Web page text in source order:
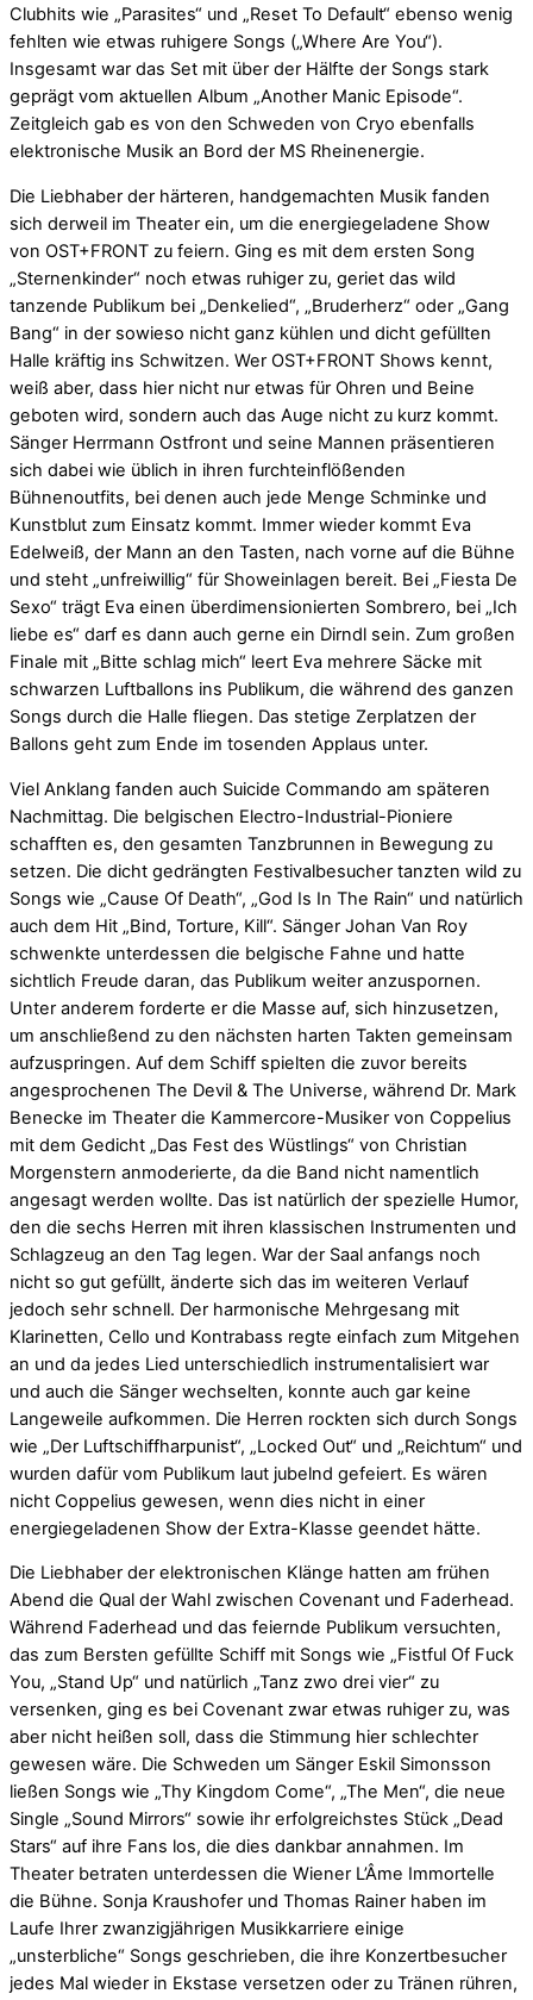
Clubhits wie „Parasites“ und „Reset To Default“ ebenso wenig
fehlten wie etwas ruhigere Songs („Where Are You“).
Insgesamt war das Set mit über der Hälfte der Songs stark
geprägt vom aktuellen Album „Another Manic Episode“.
Zeitgleich gab es von den Schweden von Cryo ebenfalls
elektronische Musik an Bord der MS Rheinenergie.
Die Liebhaber der härteren, handgemachten Musik fanden
sich derweil im Theater ein, um die energiegeladene Show
von OST+FRONT zu feiern. Ging es mit dem ersten Song
„Sternenkinder“ noch etwas ruhiger zu, geriet das wild
tanzende Publikum bei „Denkelied“, „Bruderherz“ oder „Gang
Bang“ in der sowieso nicht ganz kühlen und dicht gefüllten
Halle kräftig ins Schwitzen. Wer OST+FRONT Shows kennt,
weiß aber, dass hier nicht nur etwas für Ohren und Beine
geboten wird, sondern auch das Auge nicht zu kurz kommt.
Sänger Herrmann Ostfront und seine Mannen präsentieren
sich dabei wie üblich in ihren furchteinflößenden
Bühnenoutfits, bei denen auch jede Menge Schminke und
Kunstblut zum Einsatz kommt. Immer wieder kommt Eva
Edelweiß, der Mann an den Tasten, nach vorne auf die Bühne
und steht „unfreiwillig“ für Showeinlagen bereit. Bei „Fiesta De
Sexo“ trägt Eva einen überdimensionierten Sombrero, bei „Ich
liebe es“ darf es dann auch gerne ein Dirndl sein. Zum großen
Finale mit „Bitte schlag mich“ leert Eva mehrere Säcke mit
schwarzen Luftballons ins Publikum, die während des ganzen
Songs durch die Halle fliegen. Das stetige Zerplatzen der
Ballons geht zum Ende im tosenden Applaus unter.
Viel Anklang fanden auch Suicide Commando am späteren
Nachmittag. Die belgischen Electro-Industrial-Pioniere
schafften es, den gesamten Tanzbrunnen in Bewegung zu
setzen. Die dicht gedrängten Festivalbesucher tanzten wild zu
Songs wie „Cause Of Death“, „God Is In The Rain“ und natürlich
auch dem Hit „Bind, Torture, Kill“. Sänger Johan Van Roy
schwenkte unterdessen die belgische Fahne und hatte
sichtlich Freude daran, das Publikum weiter anzuspornen.
Unter anderem forderte er die Masse auf, sich hinzusetzen,
um anschließend zu den nächsten harten Takten gemeinsam
aufzuspringen. Auf dem Schiff spielten die zuvor bereits
angesprochenen The Devil & The Universe, während Dr. Mark
Benecke im Theater die Kammercore-Musiker von Coppelius
mit dem Gedicht „Das Fest des Wüstlings“ von Christian
Morgenstern anmoderierte, da die Band nicht namentlich
angesagt werden wollte. Das ist natürlich der spezielle Humor,
den die sechs Herren mit ihren klassischen Instrumenten und
Schlagzeug an den Tag legen. War der Saal anfangs noch
nicht so gut gefüllt, änderte sich das im weiteren Verlauf
jedoch sehr schnell. Der harmonische Mehrgesang mit
Klarinetten, Cello und Kontrabass regte einfach zum Mitgehen
an und da jedes Lied unterschiedlich instrumentalisiert war
und auch die Sänger wechselten, konnte auch gar keine
Langeweile aufkommen. Die Herren rockten sich durch Songs
wie „Der Luftschiffharpunist“, „Locked Out“ und „Reichtum“ und
wurden dafür vom Publikum laut jubelnd gefeiert. Es wären
nicht Coppelius gewesen, wenn dies nicht in einer
energiegeladenen Show der Extra-Klasse geendet hätte.
Die Liebhaber der elektronischen Klänge hatten am frühen
Abend die Qual der Wahl zwischen Covenant und Faderhead.
Während Faderhead und das feiernde Publikum versuchten,
das zum Bersten gefüllte Schiff mit Songs wie „Fistful Of Fuck
You, „Stand Up“ und natürlich „Tanz zwo drei vier“ zu
versenken, ging es bei Covenant zwar etwas ruhiger zu, was
aber nicht heißen soll, dass die Stimmung hier schlechter
gewesen wäre. Die Schweden um Sänger Eskil Simonsson
ließen Songs wie „Thy Kingdom Come“, „The Men“, die neue
Single „Sound Mirrors“ sowie ihr erfolgreichstes Stück „Dead
Stars“ auf ihre Fans los, die dies dankbar annahmen. Im
Theater betraten unterdessen die Wiener L’Âme Immortelle
die Bühne. Sonja Kraushofer und Thomas Rainer haben im
Laufe Ihrer zwanzigjährigen Musikkarriere einige
„unsterbliche“ Songs geschrieben, die ihre Konzertbesucher
jedes Mal wieder in Ekstase versetzen oder zu Tränen rühren,